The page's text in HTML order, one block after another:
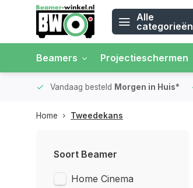
Alle
categorieën
Beamers Projectieschermen
Vandaag besteld Morgen in Huis*
Home Tweedekans
Soort Beamer
Home Cinema